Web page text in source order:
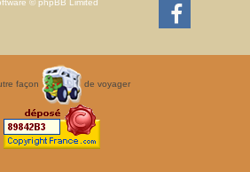
façon de voyager